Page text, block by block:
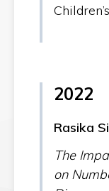
2022
Rasika
The
on